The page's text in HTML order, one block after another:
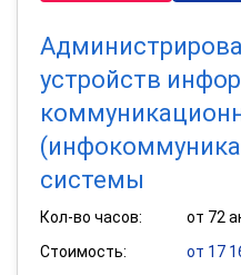
устройств
системы
Кол-во часов:
от 72
Стоимость:
от 17